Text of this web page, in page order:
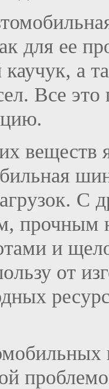
для ее
а
Все это
веществ
С
прочным
и
от